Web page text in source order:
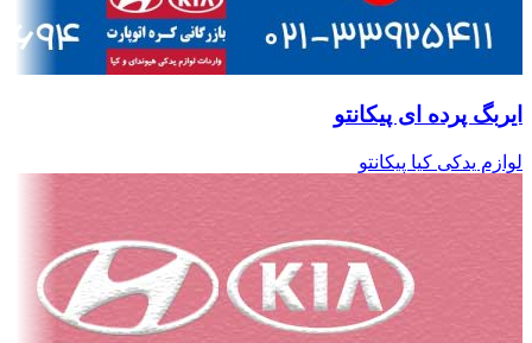
ایربگ پرده ای پیکانتو
لوازم یدکی کیا پیکانتو